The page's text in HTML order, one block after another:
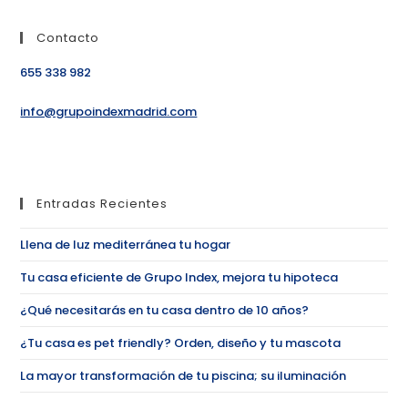
Contacto
655 338 982
info@grupoindexmadrid.com
Entradas Recientes
Llena de luz mediterránea tu hogar
Tu casa eficiente de Grupo Index, mejora tu hipoteca
¿Qué necesitarás en tu casa dentro de 10 años?
¿Tu casa es pet friendly? Orden, diseño y tu mascota
La mayor transformación de tu piscina; su iluminación